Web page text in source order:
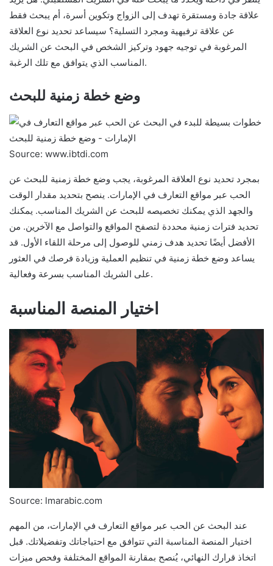
علاقة جادة ومستقرة تهدف إلى الزواج وتكوين أسرة، أم يبحث فقط
عن علاقة ترفيهية ومجرد التسلية؟ سيساعد تحديد نوع العلاقة
المرغوبة في توجيه جهود وتركيز الشخص في البحث عن الشريك
المناسب الذي يتوافق مع تلك الرغبة.
وضع خطة زمنية للبحث
Source: www.ibtdi.com
بمجرد تحديد نوع العلاقة المرغوبة، يجب وضع خطة زمنية للبحث عن
الحب عبر مواقع التعارف في الإمارات. ينصح بتحديد مقدار الوقت
والجهد الذي يمكنك تخصيصه للبحث عن الشريك المناسب. يمكنك
تحديد فترات زمنية محددة لتصفح المواقع والتواصل مع الآخرين. من
الأفضل أيضًا تحديد هدف زمني للوصول إلى مرحلة اللقاء الأول. قد
يساعد وضع خطة زمنية في تنظيم العملية وزيادة فرصك في العثور
على الشريك المناسب بسرعة وفعالية.
اختيار المنصة المناسبة
Source: lmarabic.com
عند البحث عن الحب عبر مواقع التعارف في الإمارات، من المهم
اختيار المنصة المناسبة التي تتوافق مع احتياجاتك وتفضيلاتك. قبل
اتخاذ قرارك النهائي، يُنصح بمقارنة المواقع المختلفة وفحص ميزات